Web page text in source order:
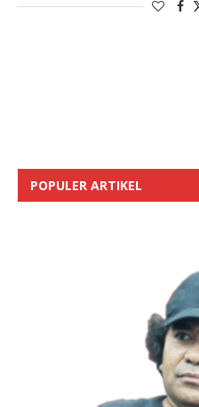
POPULER ARTIKEL